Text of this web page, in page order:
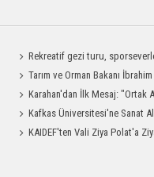
Rekreatif gezi turu,
getirdi
Tarım ve Orman Bakanı
Kars'a Geliyor
Karahan'dan İlk Mesaj: "Ortak
Dayanışmayla Çalışacağız"
Kafkas Üniversitesi'ne Sanat
GururKAIDEF'ten Vali Ziya Polat'a